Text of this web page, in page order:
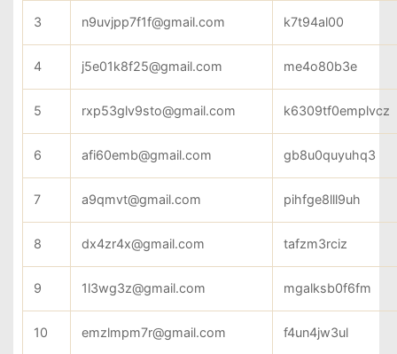
3 n9uvjpp7f1f@gmail.com k7t94al00
4 j5e01k8f25@gmail.com me4o80b3e
5 rxp53glv9sto@gmail.com k6309tf0emplvcz
6 afi60emb@gmail.com gb8u0quyuhq3
7 a9qmvt@gmail.com pihfge8lll9uh
8 dx4zr4x@gmail.com tafzm3rciz
9 1l3wg3z@gmail.com mgalksb0f6fm
10 emzlmpm7r@gmail.com f4un4jw3ul